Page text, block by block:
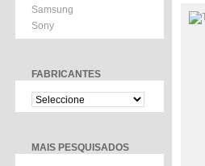
Samsung
Sony
FABRICANTES
MAIS PESQUISADOS